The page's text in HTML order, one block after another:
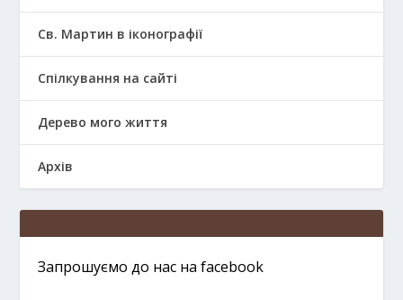
Св. Мартин в іконографії
Спілкування на сайті
Дерево мого життя
Архів
Запрошуємо до нас на facebook